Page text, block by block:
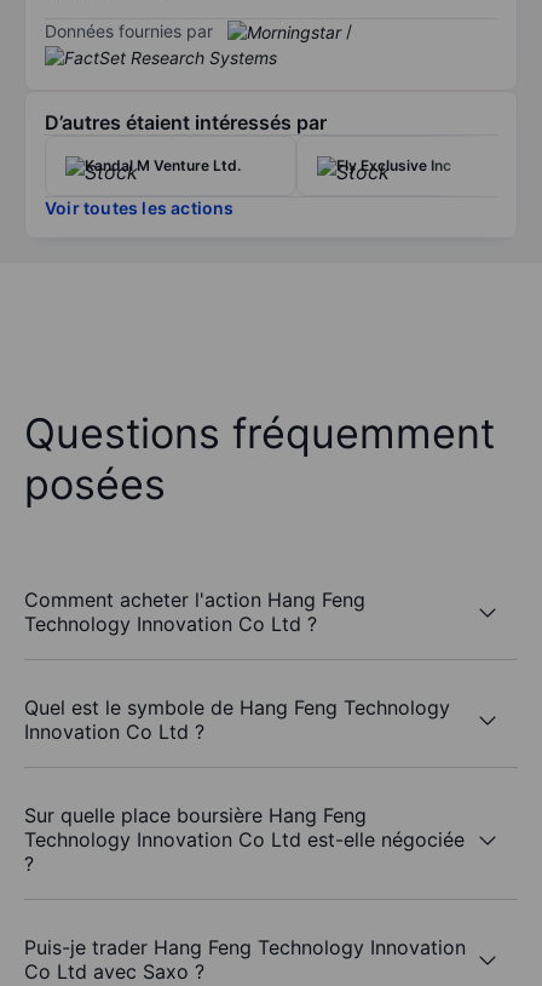
Données fournies par /
D’autres étaient intéressés par
Kandal M Venture Ltd. Fly Exclusive Inc
Voir toutes les actions
Questions fréquemment
posées
Comment acheter l'action Hang Feng
Technology Innovation Co Ltd ?
Quel est le symbole de Hang Feng Technology
Innovation Co Ltd ?
Sur quelle place boursière Hang Feng
Technology Innovation Co Ltd est-elle négociée
?
Puis-je trader Hang Feng Technology Innovation
Co Ltd avec Saxo ?